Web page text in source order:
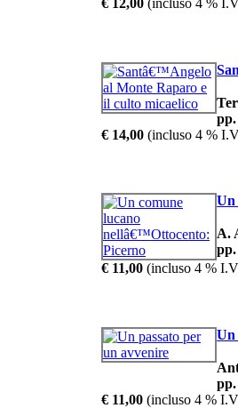
€ 12,00 (incluso 4 %
pp.
€ 14,00 (incluso 4 %
Un
A.
pp.
€ 11,00 (incluso 4 %
Un
pp.
€ 11,00 (incluso 4 %